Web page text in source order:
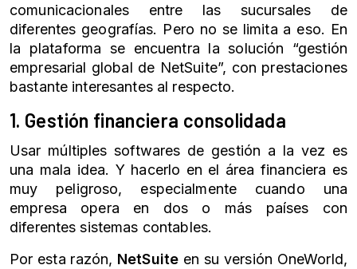
comunicacionales entre las sucursales de
diferentes geografías. Pero no se limita a eso. En
la plataforma se encuentra la solución “gestión
empresarial global de NetSuite”, con prestaciones
bastante interesantes al respecto.
1. Gestión financiera consolidada
Usar múltiples softwares de gestión a la vez es
una mala idea. Y hacerlo en el área financiera es
muy peligroso, especialmente cuando una
empresa opera en dos o más países con
diferentes sistemas contables.
Por esta razón, NetSuite en su versión OneWorld,